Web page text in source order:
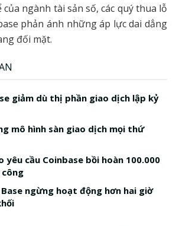
ngành tài sản số, các quý thua lỗ
phản ánh những áp lực dai dẳng
đối mặt.
giảm dù thị phần giao dịch lập kỷ
mô hình sàn giao dịch mọi thứ
yêu cầu Coinbase bồi hoàn 100.000
công
ngừng hoạt động hơn hai giờ